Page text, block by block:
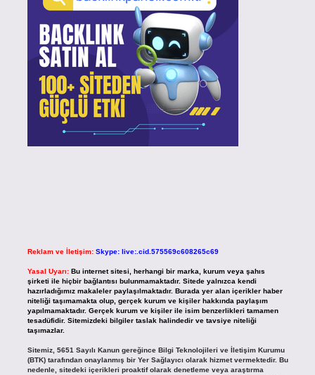
Reklam ve İletişim: Skype: live:.cid.575569c608265c69
Yasal Uyarı: Bu internet sitesi, herhangi bir marka, kurum veya şahıs
şirketi ile hiçbir bağlantısı bulunmamaktadır. Sitede yalnızca kendi
hazırladığımız makaleler paylaşılmaktadır. Burada yer alan içerikler haber
niteliği taşımamakta olup, gerçek kurum ve kişiler hakkında paylaşım
yapılmamaktadır. Gerçek kurum ve kişiler ile isim benzerlikleri tamamen
tesadüfidir. Sitemizdeki bilgiler taslak halindedir ve tavsiye niteliği
taşımazlar.
Sitemiz, 5651 Sayılı Kanun gereğince Bilgi Teknolojileri ve İletişim Kurumu
(BTK) tarafından onaylanmış bir Yer Sağlayıcı olarak hizmet vermektedir. Bu
nedenle, sitedeki içerikleri proaktif olarak denetleme veya araştırma